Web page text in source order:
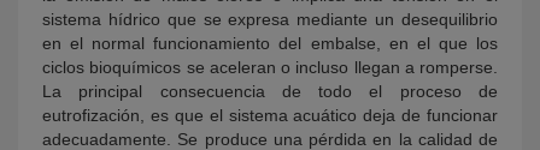
sistema hídrico que se expresa mediante un desequilibrio
en el normal funcionamiento del embalse, en el que los
ciclos bioquímicos se aceleran o incluso llegan a romperse.
La principal consecuencia de todo el proceso de
eutrofización, es que el sistema acuático deja de funcionar
adecuadamente. Se produce una pérdida en la calidad de